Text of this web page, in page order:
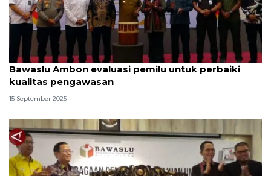
Bawaslu Ambon evaluasi pemilu untuk perbaiki
kualitas pengawasan
15 September 2025